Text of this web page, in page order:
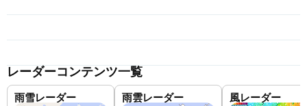
レーダーコンテンツ一覧
雨雪レーダー 雨雲レーダー 風レーダー